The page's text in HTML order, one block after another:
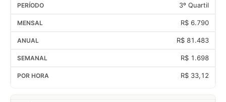
3º Quartil
R$ 6.790
R$ 81.483
R$ 1.698
R$ 33,12